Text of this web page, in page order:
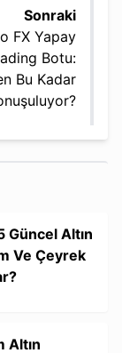
Sonraki
FX Yapay
Botu:
Bu Kadar
Güncel Altın
Ve Çeyrek
Altın